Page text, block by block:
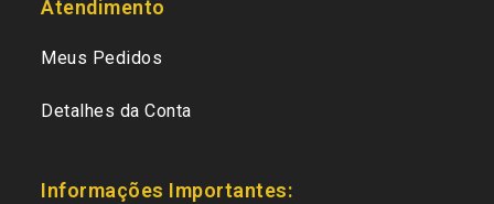
Atendimento
Meus Pedidos
Detalhes da Conta
Informações Importantes: